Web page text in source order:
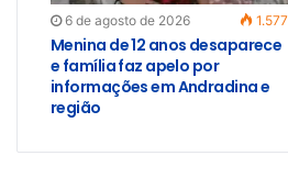
6 de agosto de 2026 1.577
Menina de 12 anos desaparece
e família faz apelo por
informações em Andradina e
região